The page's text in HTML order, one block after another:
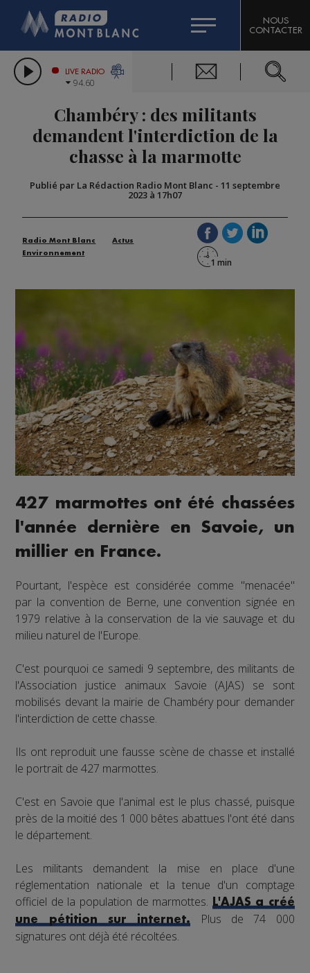
LES CHRONIQUES DE L'EXPERT
CITIZEN MACHINERY
GRAND MASSIF DOMAINES SKIABLES
BIGARD
COMPAGNIE DU MONT-BLANC
NOUS
CONTACTER
LIVE RADIO
94.60
Chambéry : des militants
demandent l'interdiction de la
chasse à la marmotte
Publié par La Rédaction Radio Mont Blanc - 11 septembre
2023 à 17h07
Radio Mont Blanc
Actus
Environnement
427 marmottes ont été chassées
l'année dernière en Savoie, un
millier en France.
Pourtant, l'espèce est considérée comme "menacée"
par la convention de Berne, une convention signée en
1979 relative à la conservation de la vie sauvage et du
milieu naturel de l'Europe.
C'est pourquoi ce samedi 9 septembre, des militants de
l'Association justice animaux Savoie (AJAS) se sont
mobilisés devant la mairie de Chambéry pour demander
l'interdiction de cette chasse.
Ils ont reproduit une fausse scène de chasse et installé
le portrait de 427 marmottes.
C'est en Savoie que l'animal est le plus chassé, puisque
près de la moitié des 1 000 bêtes abattues l'ont été dans
le département.
Les militants demandent la mise en place d'une
réglementation nationale et la tenue d'un comptage
officiel de la population de marmottes.
L'AJAS a créé
une pétition sur internet.
Plus de 74 000
signatures ont déjà été récoltées.